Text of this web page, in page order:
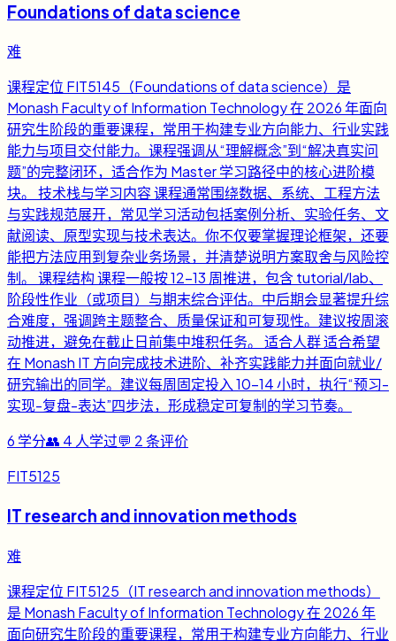
Foundations of data science
难
课程定位 FIT5145（Foundations of data science）是
Monash Faculty of Information Technology 在 2026 年面向
研究生阶段的重要课程，常用于构建专业方向能力、行业实践
能力与项目交付能力。课程强调从“理解概念”到“解决真实问
题”的完整闭环，适合作为 Master 学习路径中的核心进阶模
块。 技术栈与学习内容 课程通常围绕数据、系统、工程方法
与实践规范展开，常见学习活动包括案例分析、实验任务、文
献阅读、原型实现与技术表达。你不仅要掌握理论框架，还要
能把方法应用到复杂业务场景，并清楚说明方案取舍与风险控
制。 课程结构 课程一般按 12-13 周推进，包含 tutorial/lab、
阶段性作业（或项目）与期末综合评估。中后期会显著提升综
合难度，强调跨主题整合、质量保证和可复现性。建议按周滚
动推进，避免在截止日前集中堆积任务。 适合人群 适合希望
在 Monash IT 方向完成技术进阶、补齐实践能力并面向就业/
研究输出的同学。建议每周固定投入 10-14 小时，执行“预习-
实现-复盘-表达”四步法，形成稳定可复制的学习节奏。
6 学分👥 4 人学过💬 2条评价
FIT5125
IT research and innovation methods
难
课程定位 FIT5125（IT research and innovation methods）
是 Monash Faculty of Information Technology 在 2026 年
面向研究生阶段的重要课程，常用于构建专业方向能力、行业